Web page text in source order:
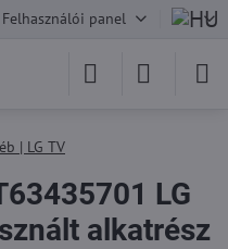
Felhasználói panel
| LG TV
LG
alkatrész